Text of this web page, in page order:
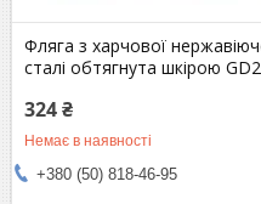
Фляга з харчової
сталі обтягнута шкірою
324 ₴
Немає в наявності
+380 (50) 818-46-95